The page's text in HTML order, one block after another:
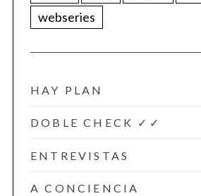
webseries
HAY PLAN
DOBLE CHECK ✓✓
ENTREVISTAS
A CONCIENCIA